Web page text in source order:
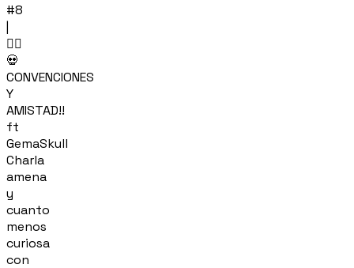
#8
|
🏴‍☠️
💀
CONVENCIONES
Y
AMISTAD!!
ft
GemaSkull
Charla
amena
y
cuanto
menos
curiosa
con